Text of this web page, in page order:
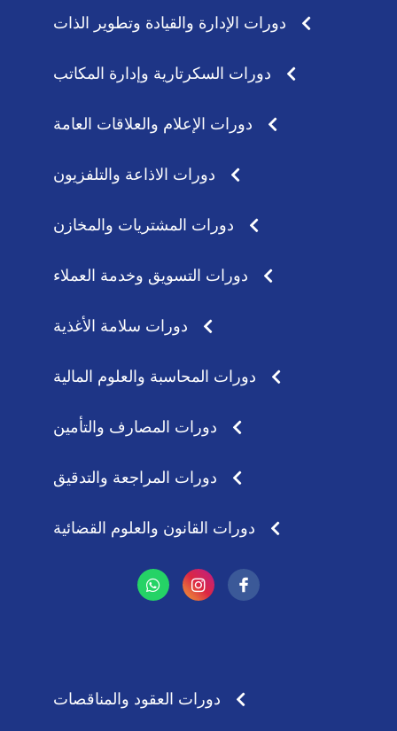
دورات الإدارة والقيادة وتطوير الذات
دورات السكرتارية وإدارة المكاتب
دورات الإعلام والعلاقات العامة
دورات الاذاعة والتلفزيون
دورات المشتريات والمخازن
دورات التسويق وخدمة العملاء
دورات سلامة الأغذية
دورات المحاسبة والعلوم المالية
دورات المصارف والتأمين
دورات المراجعة والتدقيق
دورات القانون والعلوم القضائية
I
n
s
a
m
W
h
a
دورات العقود والمناقصات